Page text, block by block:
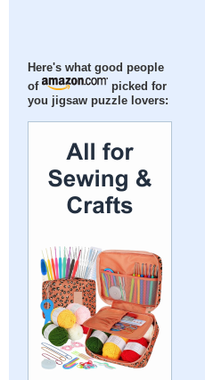
Here's what good people
of
picked for
you jigsaw puzzle lovers: